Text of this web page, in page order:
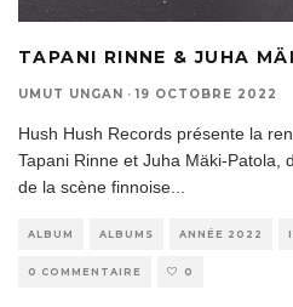
TAPANI RINNE & JUHA
UMUT UNGAN · 19 OCTOBRE 2022
Hush Hush Records présente la
Tapani Rinne et Juha Mäki-Patola,
de la scène finnoise
ALBUM ALBUMS ANNÉE 2022
0 COMMENTAIRE 0